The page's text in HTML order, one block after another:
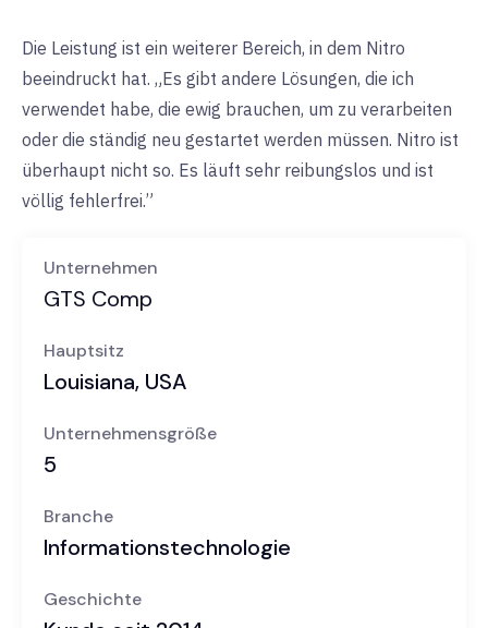
Die Leistung ist ein weiterer Bereich, in dem Nitro
beeindruckt hat. „Es gibt andere Lösungen, die ich
verwendet habe, die ewig brauchen, um zu verarbeiten
oder die ständig neu gestartet werden müssen. Nitro ist
überhaupt nicht so. Es läuft sehr reibungslos und ist
völlig fehlerfrei.”
Unternehmen
GTS Comp
Hauptsitz
Louisiana, USA
Unternehmensgröße
5
Branche
Informationstechnologie
Geschichte